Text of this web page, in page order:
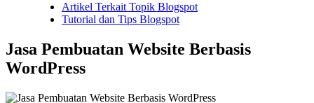
Artikel Terkait Topik Blogspot
Tutorial dan Tips Blogspot
Jasa Pembuatan Website Berbasis
WordPress